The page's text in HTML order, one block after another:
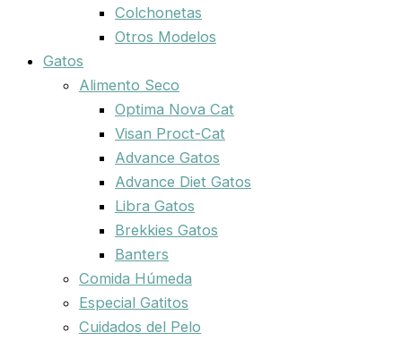
Colchonetas
Otros Modelos
Gatos
Alimento Seco
Optima Nova Cat
Visan Proct-Cat
Advance Gatos
Advance Diet Gatos
Libra Gatos
Brekkies Gatos
Banters
Comida Húmeda
Especial Gatitos
Cuidados del Pelo